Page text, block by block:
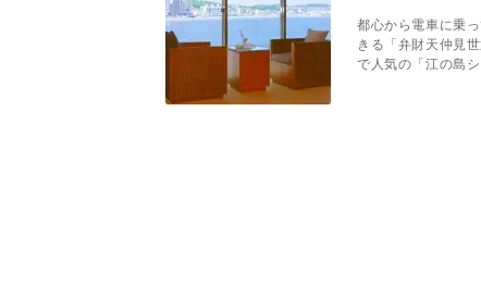
都心から電車に乗
きる「弁財天仲見
で人気の「江の島